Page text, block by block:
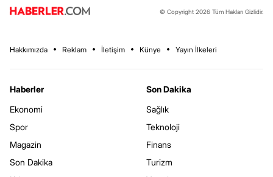
© Copyright 2026 Tüm Hakları Gizlidir.
Hakkımızda Reklam İletişim Künye Yayın İlkeleri
Haberler
Ekonomi
Spor
Magazin
Son Dakika
Son Dakika
Sağlık
Teknoloji
Finans
Turizm